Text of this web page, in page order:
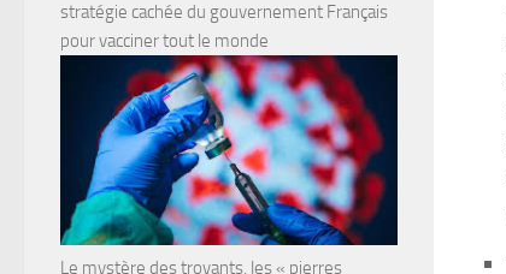
stratégie cachée du gouvernement Français
pour vacciner tout le monde
Le mystère des trovants, les « pierres